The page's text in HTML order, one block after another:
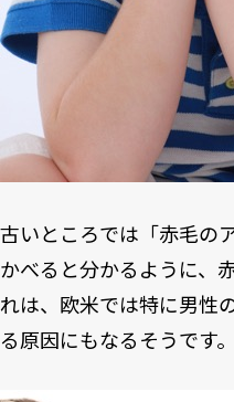
古いところでは「赤毛の
かべると分かるように、
れは、欧米では特に男性
る原因にもなるそうです。